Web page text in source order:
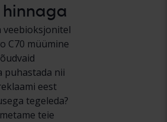
hinnaga
veebioksjonitel
C70 müümine
puhastada nii
eest
tegeleda?
teie